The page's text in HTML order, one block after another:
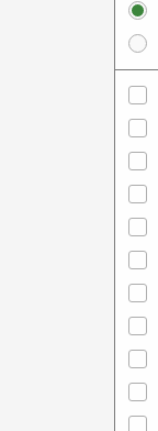
t
h
c
a
l
n
d
a
r
a
n
s
i
t
h
t
h
c
a
l
e
n
d
r
a